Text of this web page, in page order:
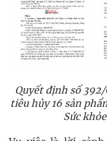
Quyết định số
tiêu hủy 16 sản
Sức